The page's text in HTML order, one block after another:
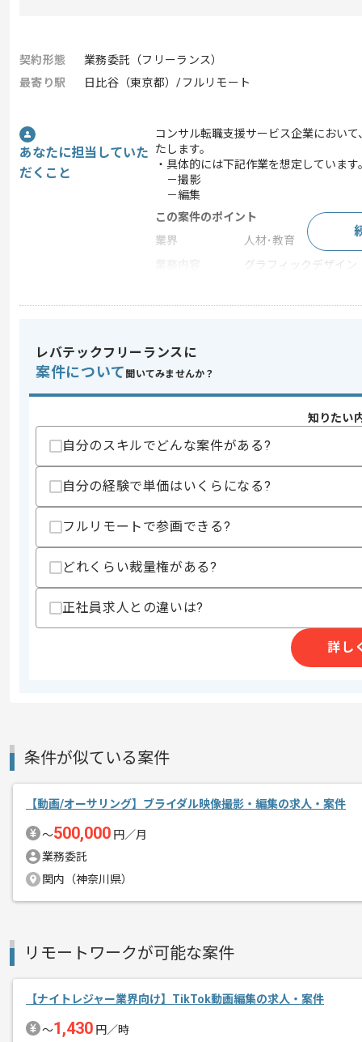
契約形態
業務委託（フリーランス）
最寄り駅
日比谷（東京都）/フルリモート
あなたに担当していた
だくこと
コンサル転職支援サービス企業におい
たします。
・具体的には下記作業を想定しています
－撮影
－編集
この案件のポイント
業界
人材･教育
グラフィックデザイン
スキル
求めるスキル
・YouTube動画の撮影から編集までの
歓迎スキル
スキルに不安がある方へ
上記に似た経験やスキルをお持ちであれば申
その他募集要項
作業開始日
コンサルタント特化の転職なサービス
基本的にはフルリモートでの作業を見込
レバテックフリーランスに
案件について 聞いてみませんか？
知りたい
自分のスキルでどんな案件がある?
自分の経験で単価はいくらになる?
フルリモートで参画できる?
どれくらい裁量権がある?
正社員求人との違いは?
詳し
条件が似ている案件
【動画/オーサリング】ブライダル映像撮影・編集の求人・案件
〜500,000 円／月
業務委託
関内（神奈川県）
リモートワークが可能な案件
【ナイトレジャー業界向け】TikTok動画編集の求人・案件
〜1,430 円／時